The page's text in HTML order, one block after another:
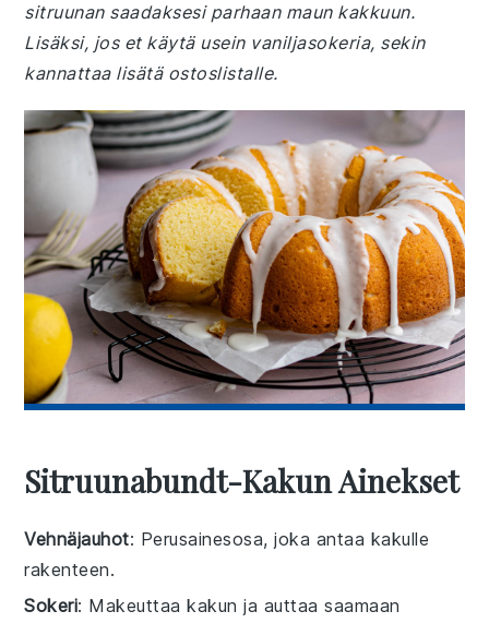
sitruunan saadaksesi parhaan maun kakkuun.
Lisäksi, jos et käytä usein vaniljasokeria, sekin
kannattaa lisätä ostoslistalle.
Sitruunabundt-Kakun Ainekset
Vehnäjauhot: Perusainesosa, joka antaa kakulle
rakenteen.
Sokeri: Makeuttaa kakun ja auttaa saamaan